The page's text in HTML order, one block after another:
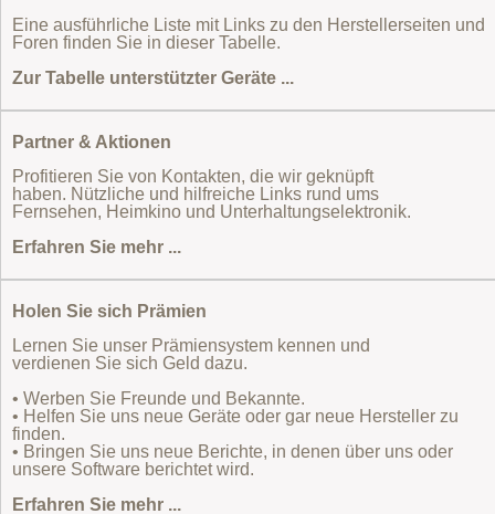
Eine ausführliche Liste mit Links zu den Herstellerseiten und
Foren finden Sie in dieser Tabelle.
Zur Tabelle unterstützter Geräte ...
Partner & Aktionen
Profitieren Sie von Kontakten, die wir geknüpft
haben. Nützliche und hilfreiche Links rund ums
Fernsehen, Heimkino und Unterhaltungselektronik.
Erfahren Sie mehr ...
Holen Sie sich Prämien
Lernen Sie unser Prämiensystem kennen und
verdienen Sie sich Geld dazu.
• Werben Sie Freunde und Bekannte.
• Helfen Sie uns neue Geräte oder gar neue Hersteller zu
finden.
• Bringen Sie uns neue Berichte, in denen über uns oder
unsere Software berichtet wird.
Erfahren Sie mehr ...